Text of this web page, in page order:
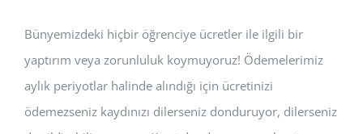
Bünyemizdeki hiçbir öğrenciye ücretler ile ilgili bir
yaptırım veya zorunluluk koymuyoruz! Ödemelerimiz
aylık periyotlar halinde alındığı için ücretinizi
ödemezseniz kaydınızı dilerseniz donduruyor, dilerseniz